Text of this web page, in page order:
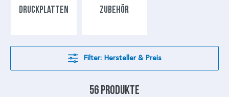
DRUCKPLATTEN ZUBEHÖR
Filter: Hersteller & Preis
56 Produkte